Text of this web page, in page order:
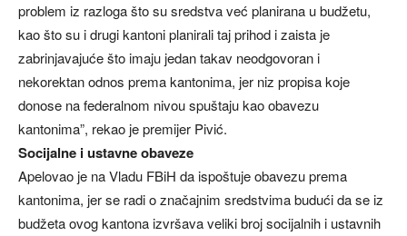
problem iz razloga što su sredstva već planirana u budžetu,
kao što su i drugi kantoni planirali taj prihod i zaista je
zabrinjavajuće što imaju jedan takav neodgovoran i
nekorektan odnos prema kantonima, jer niz propisa koje
donose na federalnom nivou spuštaju kao obavezu
kantonima”, rekao je premijer Pivić.
Socijalne i ustavne obaveze
Apelovao je na Vladu FBiH da ispoštuje obavezu prema
kantonima, jer se radi o značajnim sredstvima budući da se iz
budžeta ovog kantona izvršava veliki broj socijalnih i ustavnih